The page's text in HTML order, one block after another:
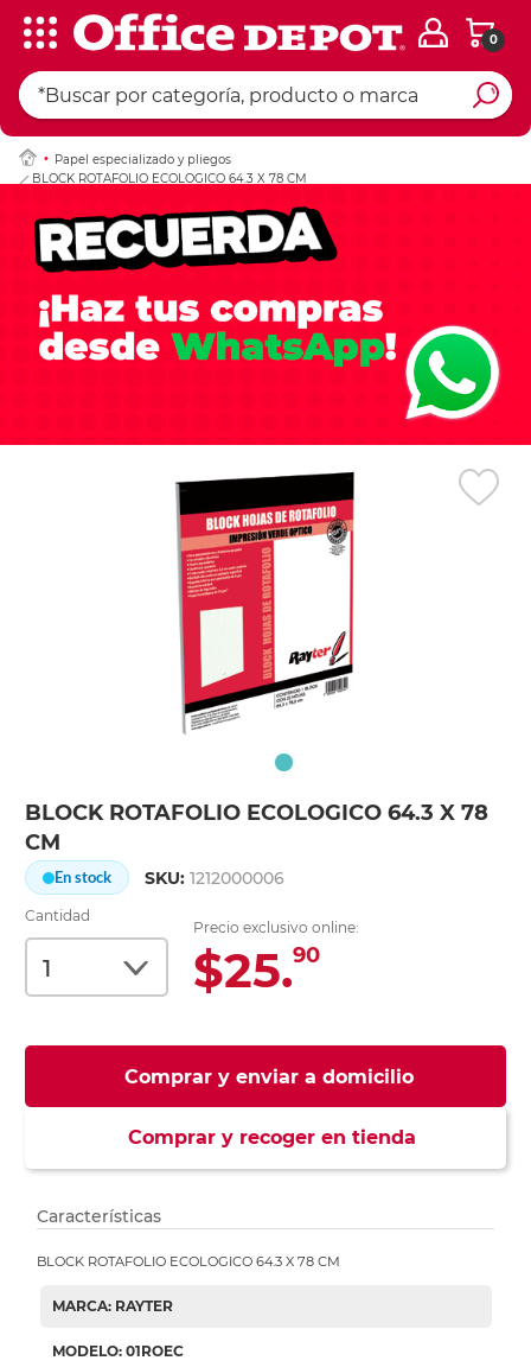
0
Papel especializado y pliegos
BLOCK ROTAFOLIO ECOLOGICO 64.3 X 78 CM
BLOCK ROTAFOLIO ECOLOGICO 64.3 X 78
CM
En stock SKU:1212000006
Cantidad
Precio exclusivo online:
$25.90
Comprar y enviar a domicilio
Comprar y recoger en tienda
Ingresar Codigo
Características
BLOCK ROTAFOLIO ECOLOGICO 64.3 X 78 CM
MARCA: RAYTER
MODELO: 01ROEC